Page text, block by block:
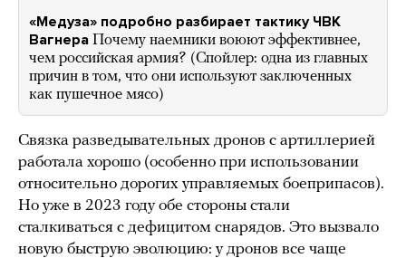
«Медуза» подробно разбирает тактику ЧВК
Вагнера Почему наемники воюют эффективнее,
чем российская армия? (Спойлер: одна из главных
причин в том, что они используют заключенных
как пушечное мясо)
Связка разведывательных дронов с артиллерией
работала хорошо (особенно при использовании
относительно дорогих управляемых боеприпасов).
Но уже в 2023 году обе стороны стали
сталкиваться с дефицитом снарядов. Это вызвало
новую быструю эволюцию: у дронов все чаще